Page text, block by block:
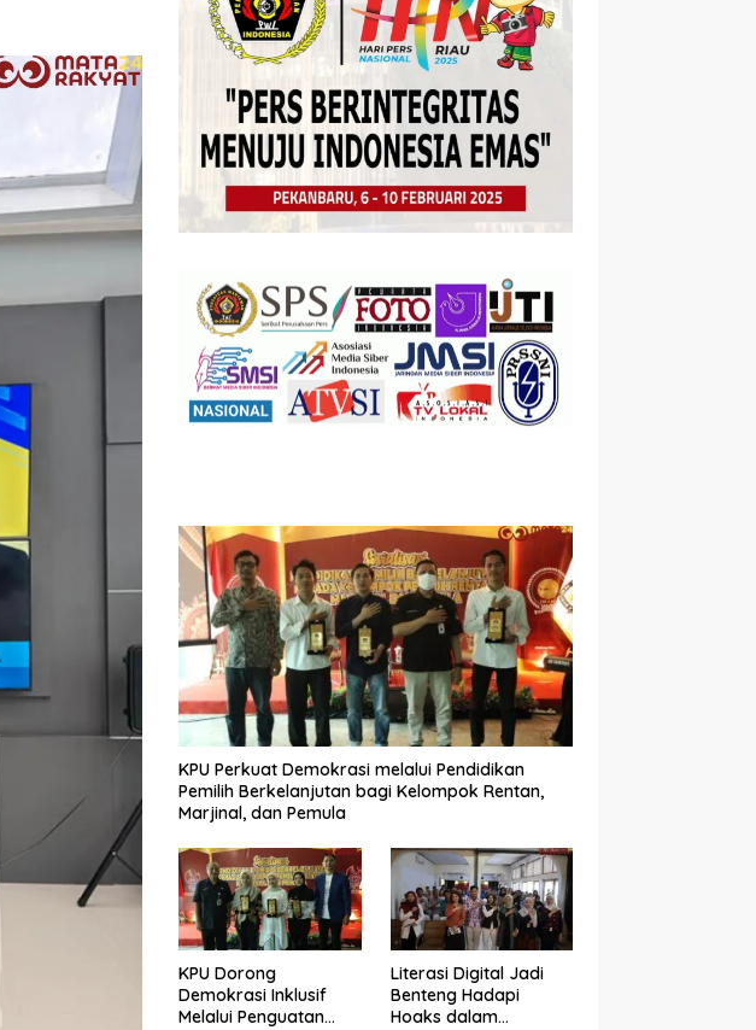
KPU Perkuat Demokrasi melalui Pendidikan
Pemilih Berkelanjutan bagi Kelompok Rentan,
Marjinal, dan Pemula
KPU Dorong
Demokrasi Inklusif
Melalui Penguatan
Literasi Digital Jadi
Benteng Hadapi
Hoaks dalam